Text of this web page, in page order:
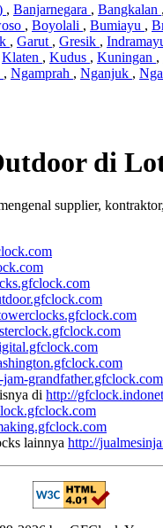
, Banjarnegara , Bangkalan ,
, Boyolali , Bumiayu ,
, Garut , Gresik ,
Klaten , Kudus , Kuningan ,
, Ngamprah , Nganjuk ,
di
supplier,
jam-grandfather.gfclock.com
di http://
lainnya http://